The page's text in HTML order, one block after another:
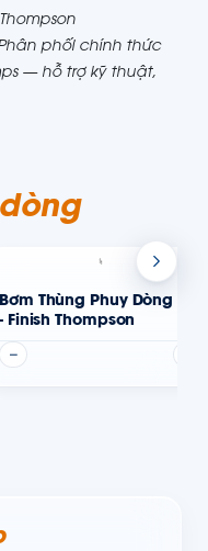
phối chính thức
— hỗ trợ kỹ thuật,
Bơm Thùng Phuy Dòng TM
- Finish Thompson
—